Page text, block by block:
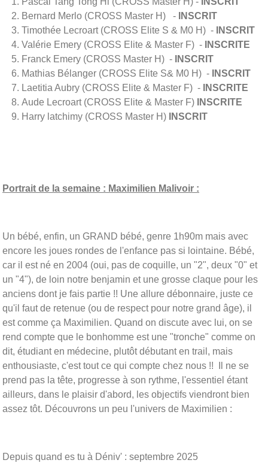
Bernard Merlo (CROSS Master H) -
INSCRIT
Timothée Lecroart (CROSS Elite S & M0 H) -
INSCRIT
Valérie Emery (CROSS Elite & Master F) -
INSCRITE
Franck Emery (CROSS Master H) -
INSCRIT
Mathias Bélanger (CROSS Elite S& M0 H) -
INSCRIT
Laetitia Aubry (CROSS Elite & Master F) -
INSCRITE
Aude Lecroart (CROSS Elite & Master F)
INSCRITE
Harry latchimy (CROSS Master H)
INSCRIT
Portrait de la semaine : Maximilien Malivoir :
Un bébé, enfin, un GRAND bébé, genre 1h90m mais avec
encore les joues rondes de l'enfance pas si lointaine. Bébé,
car il est né en 2004 (oui, pas de coquille, un "2", deux "0" et
un "4"), de loin notre benjamin et une grosse claque pour les
anciens dont je fais partie !! Une allure débonnaire, juste ce
qu'il faut de retenue (ou de respect pour notre grand âge), il
est comme ça Maximilien. Quand on discute avec lui, on se
rend compte que le bonhomme est une "tronche" comme on
dit, étudiant en médecine, plutôt débutant en trail, mais
enthousiaste, c'est tout ce qui compte chez nous !! Il ne se
prend pas la tête, progresse à son rythme, l'essentiel étant
ailleurs, dans le plaisir d'abord, les objectifs viendront bien
assez tôt. Découvrons un peu l'univers de Maximilien :
Depuis quand es tu à Déniv' : septembre 2025